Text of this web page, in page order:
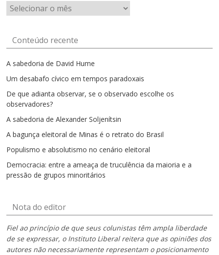
Artigos
por
Conteúdo recente
A sabedoria de David Hume
Um desabafo cívico em tempos paradoxais
De que adianta observar, se o observado escolhe os
observadores?
A sabedoria de Alexander Soljenítsin
A bagunça eleitoral de Minas é o retrato do Brasil
Populismo e absolutismo no cenário eleitoral
Democracia: entre a ameaça de truculência da maioria e a
pressão de grupos minoritários
Nota do editor
Fiel ao princípio de que seus colunistas têm ampla liberdade
de se expressar, o Instituto Liberal reitera que as opiniões dos
autores não necessariamente representam o posicionamento